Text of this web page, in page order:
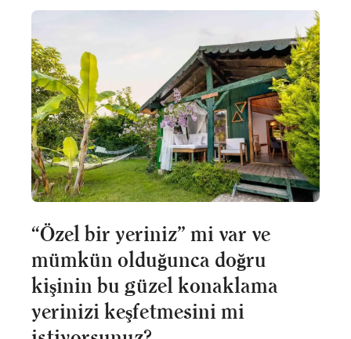
“Özel bir yeriniz” mi var ve
mümkün olduğunca doğru
kişinin bu güzel konaklama
yerinizi keşfetmesini mi